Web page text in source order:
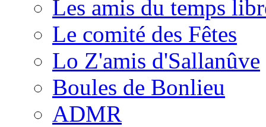
Les amis du temps
Le comité des Fêtes
Lo Z'amis d'Sallanûve
Boules de Bonlieu
ADMR